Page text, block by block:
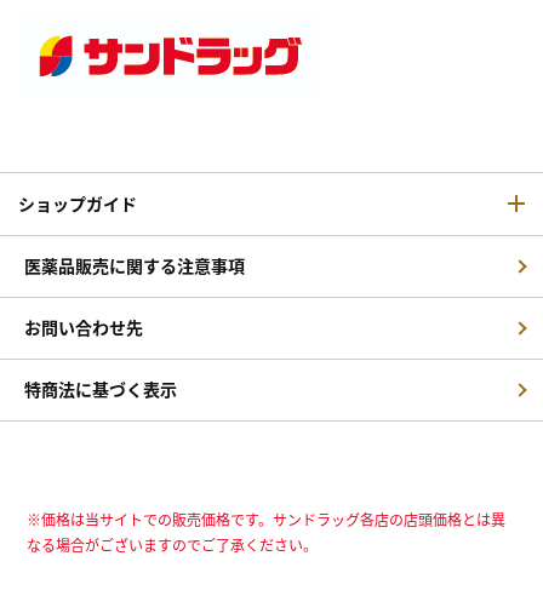
ショップガイド
医薬品販売に関する注意事項
お問い合わせ先
特商法に基づく表示
※価格は当サイトでの販売価格です。サンドラッグ各店の店頭価格とは異
なる場合がございますのでご了承ください。